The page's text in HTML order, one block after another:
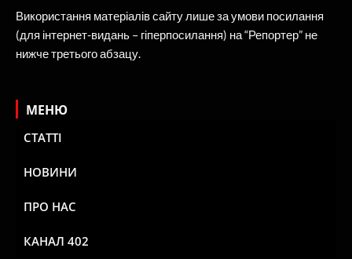
Використання матеріалів сайту лише за умови посилання
(для інтернет-видань – гіперпосилання) на “Репортер” не
нижче третього абзацу.
МЕНЮ
СТАТТІ
НОВИНИ
ПРО НАС
КАНАЛ 402